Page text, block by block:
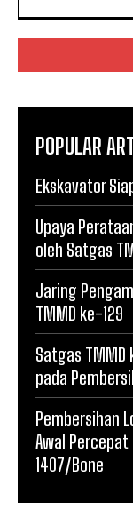
POPULAR
Ekskavator
Upaya
oleh Satgas
Jaring
TMMD ke-129
Satgas TMMD
pada
Pembersihan
Awal Percepat
1407/Bone